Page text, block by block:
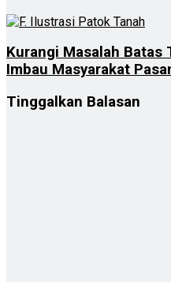
Kurangi Masalah Batas
Imbau Masyarakat
Tinggalkan Balasan